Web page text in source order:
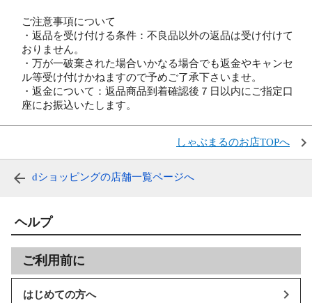
ご注意事項について
・返品を受け付ける条件：不良品以外の返品は受け付けて
おりません。
・万が一破棄された場合いかなる場合でも返金やキャンセ
ル等受け付けかねますので予めご了承下さいませ。
・返金について：返品商品到着確認後７日以内にご指定口
座にお振込いたします。
しゃぶまるのお店TOPへ
dショッピングの店舗一覧ページへ
ヘルプ
ご利用前に
はじめての方へ